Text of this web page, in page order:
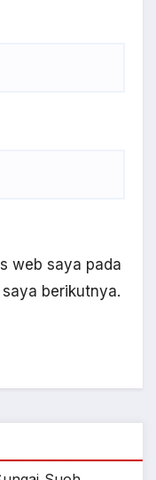
web saya pada
berikutnya.